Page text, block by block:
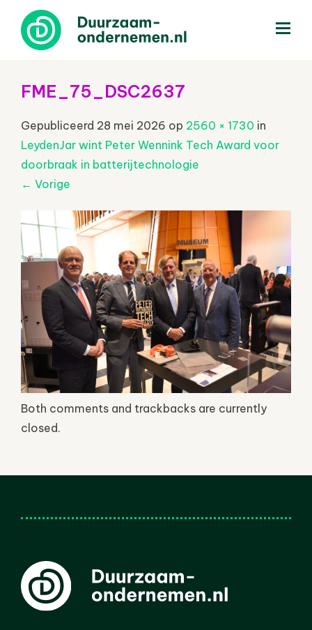
FME_75_DSC2637
Gepubliceerd 28 mei 2026 op 2560 × 1730 in
LeydenJar wint Peter Wennink Tech Award voor
doorbraak in batterijtechnologie
← Vorige
Both comments and trackbacks are currently
closed.